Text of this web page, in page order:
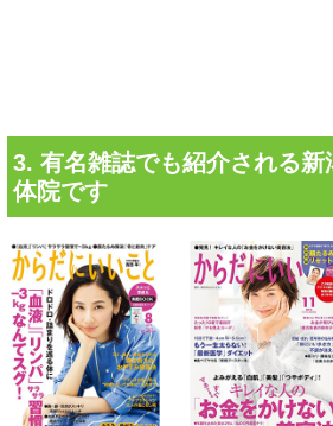
3. 有名雑誌でも紹介される新
体院です